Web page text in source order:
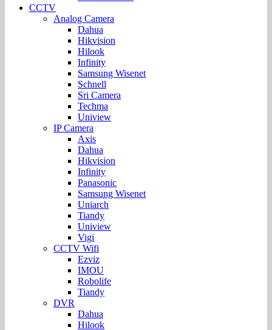
CCTV
Analog Camera
Dahua
Hikvision
Hilook
Infinity
Samsung Wisenet
Schnell
Sri Camera
Techma
Uniview
IP Camera
Axis
Dahua
Hikvision
Infinity
Panasonic
Samsung Wisenet
Uniarch
Tiandy
Uniview
Vigi
CCTV Wifi
Ezviz
IMOU
Robolife
Tiandy
DVR
Dahua
Hilook